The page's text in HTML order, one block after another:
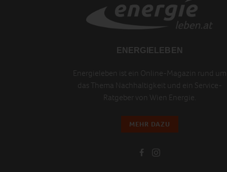
ENERGIELEBEN
Energieleben ist ein Online-Magazin rund um
das Thema Nachhaltigkeit und ein Service-
Ratgeber von Wien Energie.
MEHR DAZU